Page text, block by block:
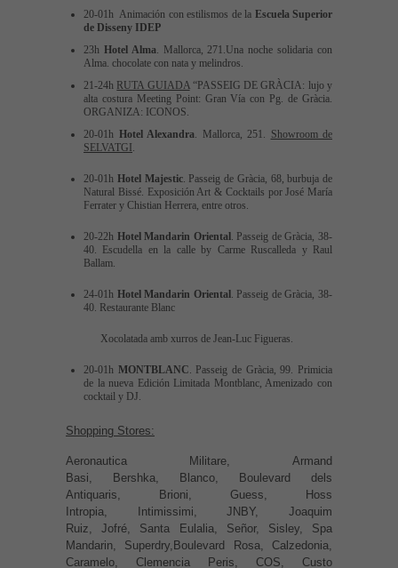
20-01h Animación con estilismos de la Escuela Superior
de Disseny IDEP
23h Hotel Alma. Mallorca, 271.Una noche solidaria con
Alma. chocolate con nata y melindros.
21-24h RUTA GUIADA“PASSEIG DE GRÀCIA: lujo y
alta costura Meeting Point: Gran Vía con Pg. de Gràcia.
ORGANIZA: ICONOS.
20-01h Hotel Alexandra. Mallorca, 251. Showroom de
SELVATGI .
20-01h Hotel Majestic. Passeig de Gràcia, 68, burbuja de
Natural Bissé. Exposición Art & Cocktails por José María
Ferrater y Chistian Herrera, entre otros.
20-22h Hotel Mandarin Oriental . Passeig de Gràcia, 38-
40. Escudella en la calle by Carme Ruscalleda y Raul
Ballam.
24-01h Hotel Mandarin Oriental . Passeig de Gràcia, 38-
40. Restaurante Blanc
Xocolatada amb xurros de Jean-Luc Figueras.
20-01h MONTBLANC. Passeig de Gràcia, 99. Primicia
de la nueva Edición Limitada Montblanc, Amenizado con
cocktail y DJ.
Shopping Stores:
Aeronautica Militare, Armand
Basi, Bershka, Blanco, Boulevard dels
Antiquaris, Brioni, Guess, Hoss
Intropia, Intimissimi, JNBY, Joaquim
Ruiz, Jofré, Santa Eulalia, Señor, Sisley, Spa
Mandarin, Superdry,Boulevard Rosa, Calzedonia,
Caramelo, Clemencia Peris, COS, Custo